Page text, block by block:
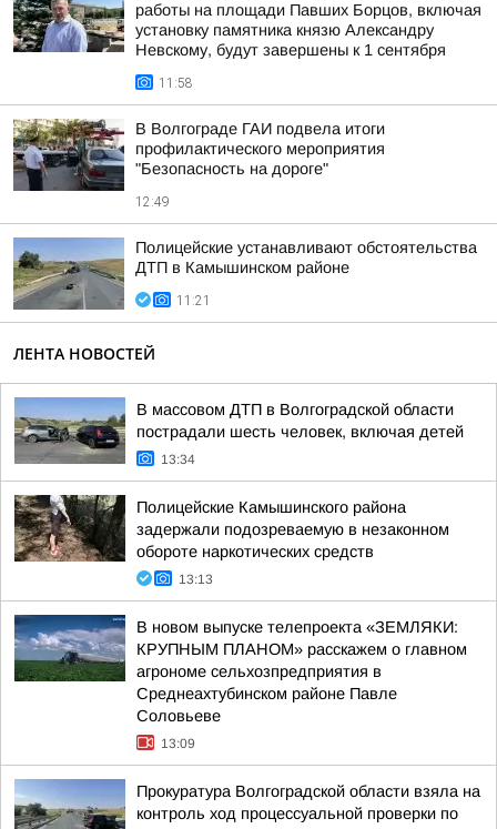
работы на площади Павших Борцов, включая
установку памятника князю Александру
Невскому, будут завершены к 1 сентября
11:58
В Волгограде ГАИ подвела итоги
профилактического мероприятия
"Безопасность на дороге"
12:49
Полицейские устанавливают обстоятельства
ДТП в Камышинском районе
11:21
ЛЕНТА НОВОСТЕЙ
В массовом ДТП в Волгоградской области
пострадали шесть человек, включая детей
13:34
Полицейские Камышинского района
задержали подозреваемую в незаконном
обороте наркотических средств
13:13
В новом выпуске телепроекта «ЗЕМЛЯКИ:
КРУПНЫМ ПЛАНОМ» расскажем о главном
агрономе сельхозпредприятия в
Среднеахтубинском районе Павле
Соловьеве
13:09
Прокуратура Волгоградской области взяла на
контроль ход процессуальной проверки по